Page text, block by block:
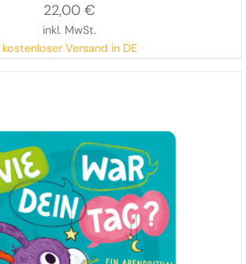
22,00 €
inkl. MwSt.
kostenloser Versand in DE
Wichtigkeit des Teilens.